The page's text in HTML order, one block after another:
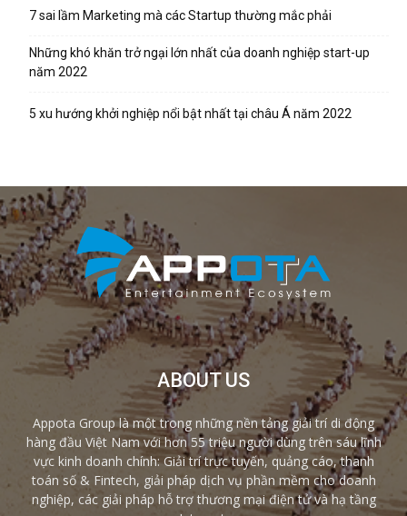
7 sai lầm Marketing mà các Startup thường mắc phải
Những khó khăn trở ngại lớn nhất của doanh nghiệp start-up
năm 2022
5 xu hướng khởi nghiệp nổi bật nhất tại châu Á năm 2022
ABOUT US
Appota Group là một trong những nền tảng giải trí di động
hàng đầu Việt Nam với hơn 55 triệu người dùng trên sáu lĩnh
vực kinh doanh chính: Giải trí trực tuyến, quảng cáo, thanh
toán số & Fintech, giải pháp dịch vụ phần mềm cho doanh
nghiệp, các giải pháp hỗ trợ thương mại điện tử và hạ tầng